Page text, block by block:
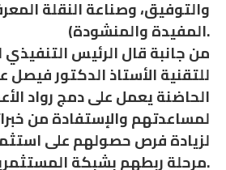
والتوفيق، وصناعة النقلة
المفيدة والمنشودة).
من جانبة قال الرئيس
للتقنية الأستاذ الدكتور فيصل
الحاضنة يعمل على دمج رواد
لمساعدتهم والإستفادة من
لزيادة فرص حصولهم على
مرحلة ربطهم بشبكة المستثمرين الخارجيين.